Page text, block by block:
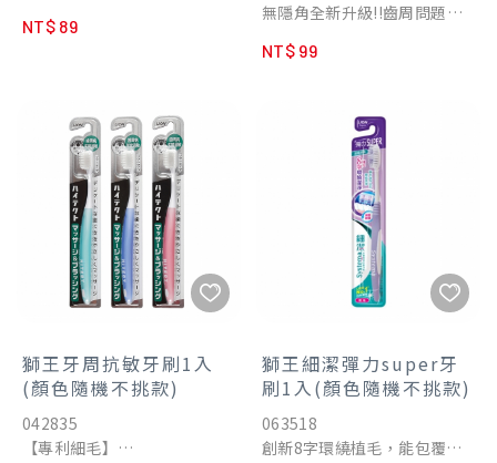
NT$ 89
無隱角全新升級!!齒周問題對
1.5倍淨護，幫助預防牙周問
1.山形植毛，淨護牙齦溝：貼
合齒齦且深入清潔因牙周問題
而變寬的牙齦溝，潔淨效果
搭配日本技術開發超級細毛，
細微深入齒縫、牙齦溝，舒齦
2.1.4倍彈力細頸：防止過度施
力對牙齦造成傷害。同時靈巧
深入口腔，輕鬆刷進各種死
角。
3.日本先進技術3.0mm超薄刷
NT$ 99
獅王牙周抗敏牙刷1入
(顏色隨機不挑款)
042835
【專利細毛】
獅王細潔彈力super牙
刷1入(顏色隨機不挑款)
063518
創新8字環繞植毛，能包覆各